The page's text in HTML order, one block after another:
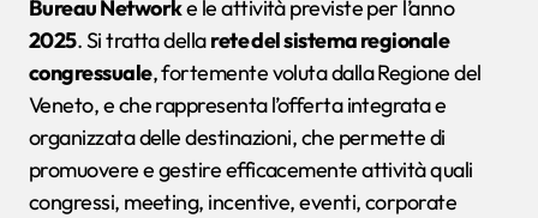
Bureau Networke le attività previste per l’anno
2025. Si tratta dellarete del sistema regionale
congressuale, fortemente voluta dalla Regione del
Veneto, e che rappresenta l’offerta integrata e
organizzata delle destinazioni, che permette di
promuovere e gestire efficacemente attività quali
congressi, meeting, incentive, eventi, corporate